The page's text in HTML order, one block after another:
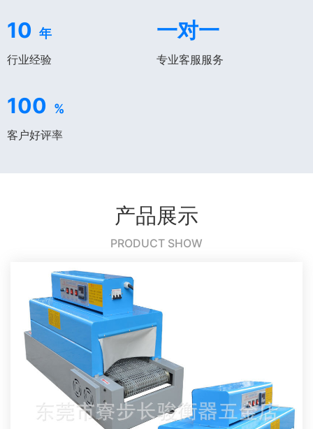
10 年
行业经验
一对一
专业客服服务
100 %
客户好评率
产品展示
PRODUCT SHOW